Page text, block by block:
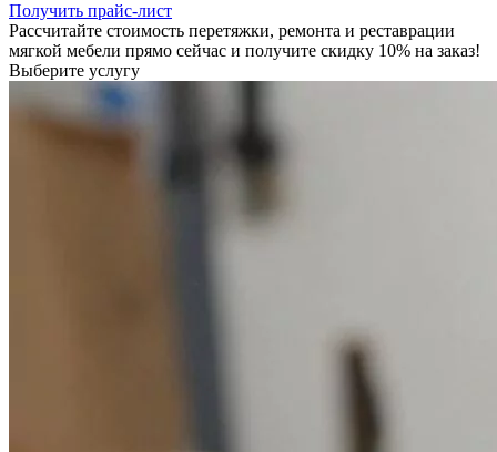
Получить прайс-лист
Рассчитайте стоимость перетяжки, ремонта и реставрации
мягкой мебели прямо сейчас и получите скидку 10% на заказ!
Выберите услугу